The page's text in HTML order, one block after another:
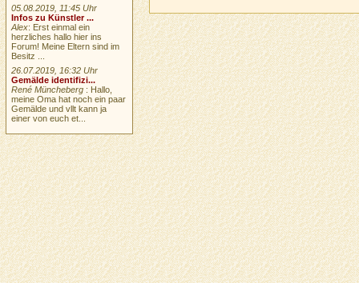
05.08.2019, 11:45 Uhr
Infos zu Künstler ...
Alex: Erst einmal ein
herzliches hallo hier ins
Forum! Meine Eltern sind im
Besitz ...
26.07.2019, 16:32 Uhr
Gemälde identifizi...
René Müncheberg : Hallo,
meine Oma hat noch ein paar
Gemälde und vllt kann ja
einer von euch et...